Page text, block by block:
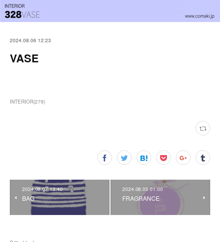
2024.08.06 12:23
VASE
INTERIOR(279)
2024.08.07 13:40
BAG
2024.08.05 01:00
FRAGRANCE